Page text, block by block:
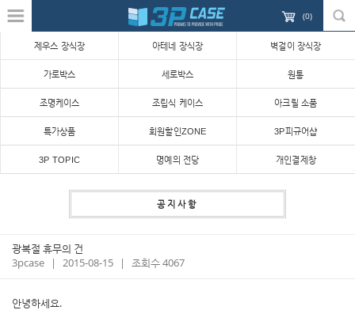
(0)
제우스 장식장 아테네 장식장 벽걸이 장식장
가로박스 세로박스 원통
조명케이스 조립식 케이스 아크릴 소품
특가상품 회원할인ZONE 3P피규어샵
3P TOPIC 명예의 전당 개인결제창
공지사항
광복절 휴무의 건
3pcase
| 2015-08-15 | 조회수 4067
안녕하세요.